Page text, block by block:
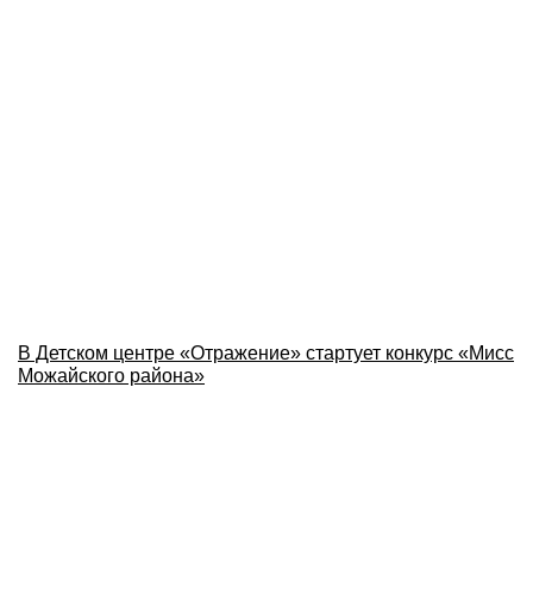
В Детском центре «Отражение» стартует конкурс «Мисс
Можайского района»